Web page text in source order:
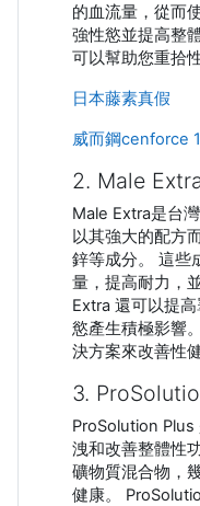
的血流量，從而
強性慾並提高整
可以幫助您重拾
日本藤素真假
威而鋼cenforce
2. Male
Male Extra是台
以其強大的配方
鋅等成分。 這些
量，提高耐力，
Extra 還可以提
慾產生積極影響
決方案來改善性
3.
ProSolution
洩和改善整體性
礦物質混合物，
健康。